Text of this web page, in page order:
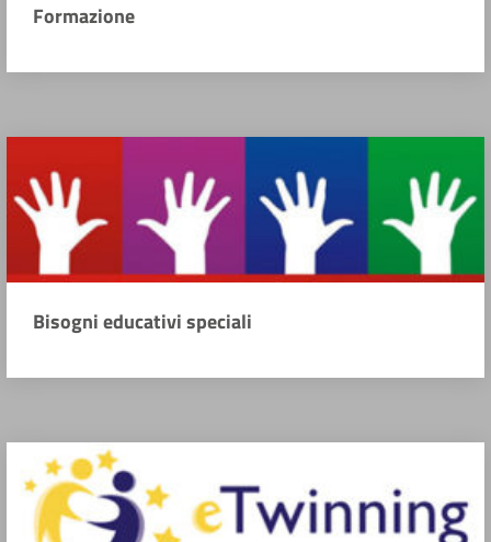
Formazione
Bisogni educativi speciali